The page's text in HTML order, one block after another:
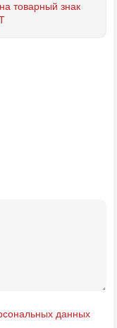
товарный знак
данных